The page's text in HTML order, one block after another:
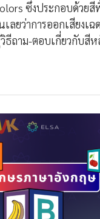
ซึ่งประกอบด้วย
ลยว่าการออกเสียงเฉ
วิธีถาม-ตอบเกี่ยวกับสี